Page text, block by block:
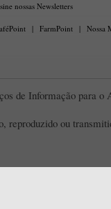
nossas Newsletters
| FarmPoint | Nossa
de Informação para o
reproduzido ou